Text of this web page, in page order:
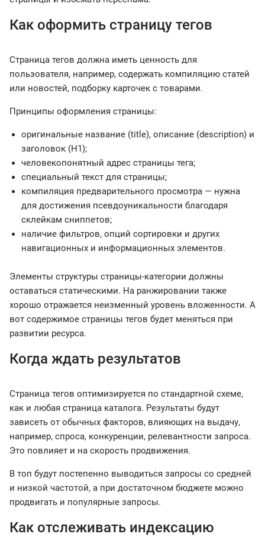
Как оформить страницу тегов
Страница тегов должна иметь ценность для
пользователя, например, содержать компиляцию статей
или новостей, подборку карточек с товарами.
Принципы оформления страницы:
оригинальные название (title), описание (description) и
заголовок (Н1);
человекопонятный адрес страницы тега;
специальный текст для страницы;
компиляция предварительного просмотра — нужна
для достижения псевдоуникальности благодаря
склейкам сниппетов;
наличие фильтров, опций сортировки и других
навигационных и информационных элементов.
Элементы структуры страницы-категории должны
оставаться статическими. На ранжировании также
хорошо отражается неизменный уровень вложенности. А
вот содержимое страницы тегов будет меняться при
развитии ресурса.
Когда ждать результатов
Страница тегов оптимизируется по стандартной схеме,
как и любая страница каталога. Результаты будут
зависеть от обычных факторов, влияющих на выдачу,
например, спроса, конкуренции, релевантности запроса.
Это повлияет и на скорость продвижения.
В топ будут постепенно выводиться запросы со средней
и низкой частотой, а при достаточном бюджете можно
продвигать и популярные запросы.
Как отслеживать индексацию